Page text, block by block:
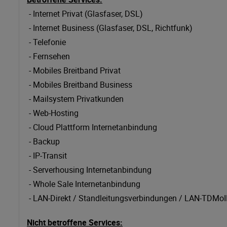
- Internet Privat (Glasfaser, DSL)
- Internet Business (Glasfaser, DSL, Richtfunk)
- Telefonie
- Fernsehen
- Mobiles Breitband Privat
- Mobiles Breitband Business
- Mailsystem Privatkunden
- Web-Hosting
- Cloud Plattform Internetanbindung
- Backup
- IP-Transit
- Serverhousing Internetanbindung
- Whole Sale Internetanbindung
- LAN-Direkt / Standleitungsverbindungen / LAN-
Nicht betroffene Services: